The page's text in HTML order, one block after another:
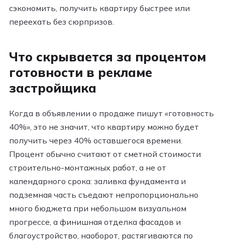
сэкономить, получить квартиру быстрее или
переехать без сюрпризов.
Что скрывается за процентом
готовности в рекламе
застройщика
Когда в объявлении о продаже пишут «готовность
40%», это не значит, что квартиру можно будет
получить через 40% оставшегося времени.
Процент обычно считают от сметной стоимости
строительно-монтажных работ, а не от
календарного срока: заливка фундамента и
подземная часть съедают непропорционально
много бюджета при небольшом визуальном
прогрессе, а финишная отделка фасадов и
благоустройство, наоборот, растягиваются по